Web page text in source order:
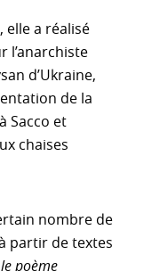
elle a réalisé
l’anarchiste
d’Ukraine,
de la
Sacco et
chaises
nombre de
partir de textes
poème